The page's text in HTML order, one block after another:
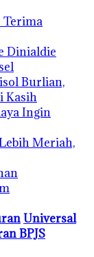
Terima
Dinialdie
Burlian,
Kasih
Ingin
Meriah,
Universal
BPJS